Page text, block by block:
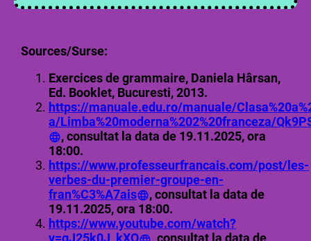
Sources/Surse:
Exercices de grammaire, Daniela Hârsan,
Ed. Booklet, Bucuresti, 2013.
https://manuale.edu.ro/manuale/
a/Limba%20moderna%202%20franceza/
, consultat la data de 19.11.2025, ora
18:00.
https://www.professeurfrancais.com/post/les-
verbes-du-premier-groupe-en-
fran%C3%A7ais
, consultat la data de
19.11.2025, ora 18:00.
https://www.youtube.com/watch?
v=gJ25k0J_kXQ
, consultat la data de